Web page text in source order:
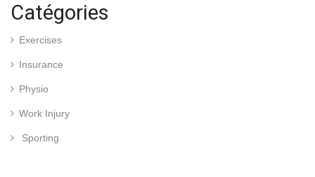
Catégories
Exercises
Insurance
Physio
Work Injury
Sporting